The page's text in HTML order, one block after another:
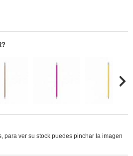
para ver su stock puedes pinchar la imagen